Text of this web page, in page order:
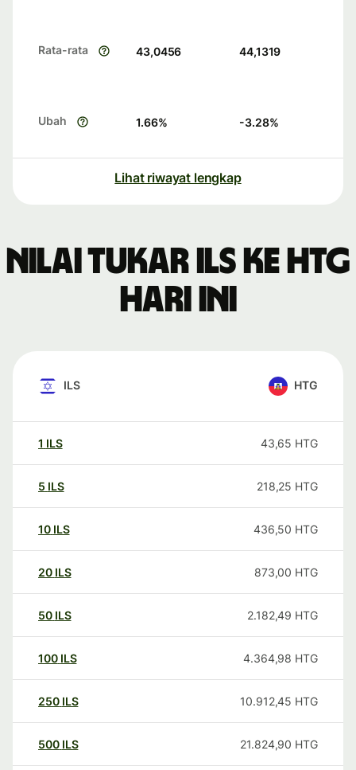
Rata-rata 43,0456 44,1319
Ubah 1.66% -3.28%
Lihat riwayat lengkap
Nilai tukar ILS ke HTG
hari ini
ILS HTG
1 ILS 43,65 HTG
5 ILS 218,25 HTG
10 ILS 436,50 HTG
20 ILS 873,00 HTG
50 ILS 2.182,49 HTG
100 ILS 4.364,98 HTG
250 ILS 10.912,45 HTG
500 ILS 21.824,90 HTG